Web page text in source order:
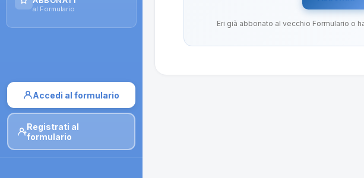
Moduli di iscrizione
Contattial Formulario
Accedi al formulario
Registrati al
formulario
Eri già abbonato al vecchio Formulario o